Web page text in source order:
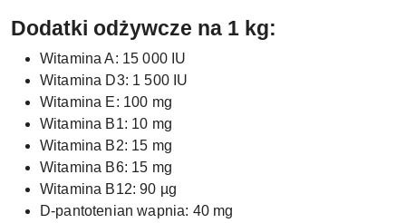
Dodatki odżywcze na 1 kg:
Witamina A: 15 000 IU
Witamina D3: 1 500 IU
Witamina E: 100 mg
Witamina B1: 10 mg
Witamina B2: 15 mg
Witamina B6: 15 mg
Witamina B12: 90 µg
D-pantotenian wapnia: 40 mg